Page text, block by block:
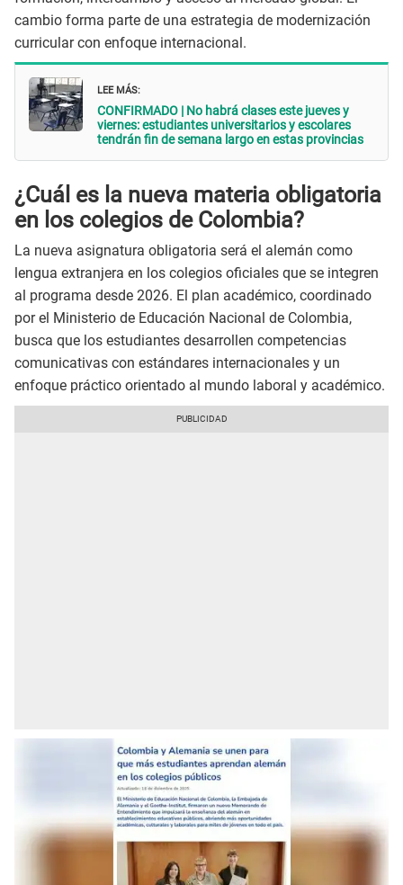
cambio forma parte de una estrategia de modernización
curricular con enfoque internacional.
LEE MÁS:
CONFIRMADO | No habrá clases este jueves y
viernes: estudiantes universitarios y escolares
tendrán fin de semana largo en estas provincias
¿Cuál es la nueva materia obligatoria
en los colegios de Colombia?
La nueva asignatura obligatoria será el alemán como
lengua extranjera en los colegios oficiales que se integren
al programa desde 2026. El plan académico, coordinado
por el Ministerio de Educación Nacional de Colombia,
busca que los estudiantes desarrollen competencias
comunicativas con estándares internacionales y un
enfoque práctico orientado al mundo laboral y académico.